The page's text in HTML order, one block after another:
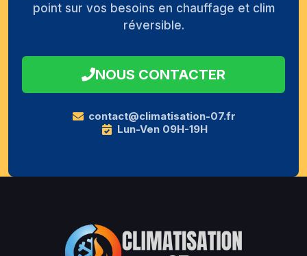
point sur vos besoins en chauffage et clim
réversible.
NOUS CONTACTER
contact@climatisation-07.fr
Lun-Ven 09H-19H